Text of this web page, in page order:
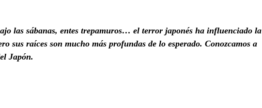
las sábanas, entes trepamuros… el terror japonés ha influenciado la
sus raíces son mucho más profundas de lo esperado. Conozcamos a
Japón.